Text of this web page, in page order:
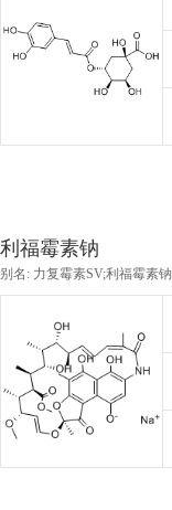
利福霉素钠
别名: 力复霉素SV;利福霉素钠